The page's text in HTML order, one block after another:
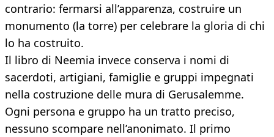
contrario: fermarsi all’apparenza, costruire un
monumento (la torre) per celebrare la gloria di chi
lo ha costruito.
Il libro di Neemia invece conserva i nomi di
sacerdoti, artigiani, famiglie e gruppi impegnati
nella costruzione delle mura di Gerusalemme.
Ogni persona e gruppo ha un tratto preciso,
nessuno scompare nell’anonimato. Il primo